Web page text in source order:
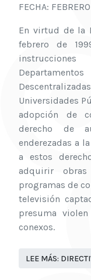
FECHA:
En virtud de la
febrero de
Universidades
adopción de
derecho de
enderezadas a
a estos
adquirir obras
programas de
televisión
presuma
conexos.
LEE MÁS: